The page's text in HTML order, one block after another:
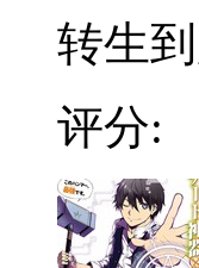
转生
评分: